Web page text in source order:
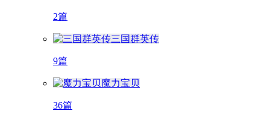
2篇
三国群英传
9篇
魔力宝贝
36篇